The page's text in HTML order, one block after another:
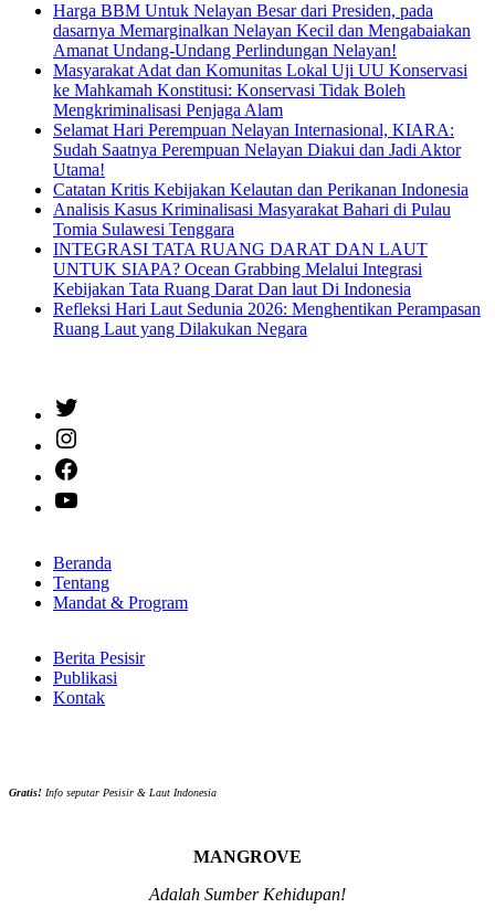
Harga BBM Untuk Nelayan Besar dari Presiden, pada
dasarnya Memarginalkan Nelayan Kecil dan Mengabaiakan
Amanat Undang-Undang Perlindungan Nelayan!
Masyarakat Adat dan Komunitas Lokal Uji UU Konservasi
ke Mahkamah Konstitusi: Konservasi Tidak Boleh
Mengkriminalisasi Penjaga Alam
Selamat Hari Perempuan Nelayan Internasional, KIARA:
Sudah Saatnya Perempuan Nelayan Diakui dan Jadi Aktor
Utama!
Catatan Kritis Kebijakan Kelautan dan Perikanan Indonesia
Analisis Kasus Kriminalisasi Masyarakat Bahari di Pulau
Tomia Sulawesi Tenggara
INTEGRASI TATA RUANG DARAT DAN LAUT
UNTUK SIAPA? Ocean Grabbing Melalui Integrasi
Kebijakan Tata Ruang Darat Dan laut Di Indonesia
Refleksi Hari Laut Sedunia 2026: Menghentikan Perampasan
Ruang Laut yang Dilakukan Negara
Beranda
Tentang
Mandat & Program
Berita Pesisir
Publikasi
Kontak
Gratis! Info seputar Pesisir & Laut Indonesia
MANGROVE
Adalah Sumber Kehidupan!